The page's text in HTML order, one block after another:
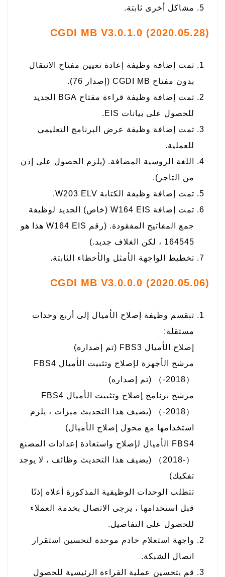
مشاكل أخرى ثابتة.
CGDI MB V3.0.1.0 (2020.05.28)
تمت إضافة وظيفة إعادة تعيين مفتاح الانتقال
بدون مفتاح CGDI MB (إصدار 76).
تمت إضافة وظيفة قراءة مفتاح BGA الجديد
للحصول على بيانات EIS.
تمت إضافة وظيفة عرض البرنامج التعليمي
للعملية.
اللغة الروسية المضافة. (يلزم الحصول على إذن
من التاجر).
تمت إضافة وظيفة الكتابة W203 ELV.
تمت إضافة W164 EIS (خاص) الجديد لوظيفة
جمع المفاتيح المفقودة. (رقم W164 EIS هذا هو
164545 ، لكن الغلاف جديد.)
تخطيط الواجهة الأمثل والأخطاء الثابتة.
CGDI MB V3.0.0.0 (2020.05.06)
تنقسم وظيفة إصلاح الأميال إلى أربع وحدات
مستقلة:
إصلاح الأميال FBS3 (تم إصداره)
مرشح الأجهزة لإصلاح وتثبيت الأميال FBS4
（-2018） (تم إصداره)
مرشح برنامج إصلاح وتثبيت الأميال FBS4
（-2018） (يضيف هذا التحديث ميزات ، يلزم
استخدامها مع محول إصلاح الأميال)
FBS4 الأميال لإصلاح واستعادة إعدادات المصنع
（-2018） (يضيف هذا التحديث وظائف ، لا يوجد
تفكيك)
تتطلب الوحدات الوظيفية المذكورة أعلاه إذنًا
قبل استخدامها ، يرجى الاتصال بخدمة العملاء
للحصول على التفاصيل.
واجهة استعلام خادم موحدة لتحسين استقرار
اتصال الشبكة.
قم بتحسين عملية القراءة الرئيسية للحصول